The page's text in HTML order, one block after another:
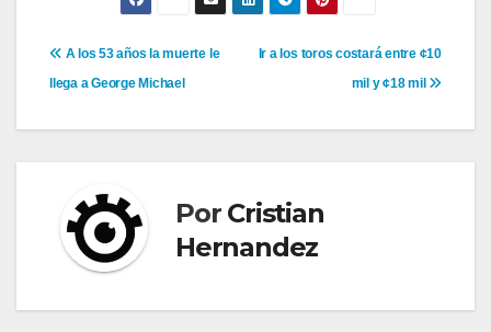
Navegación
de
Ir a los toros costará entre ¢10
mil y ¢18 mil
A los 53 años la muerte le
llega a George Michael
Por Cristian
Hernandez